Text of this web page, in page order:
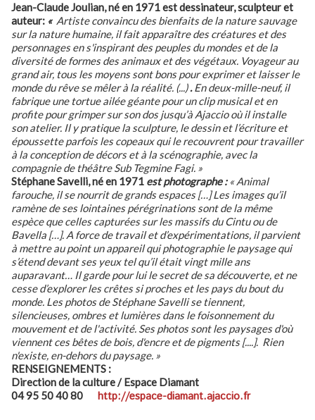
Jean-Claude Joulian, né en 1971 est dessinateur, sculpteur et
auteur: « Artiste convaincu des bienfaits de la nature sauvage
sur la nature humaine, il fait apparaître des créatures et des
personnages en s'inspirant des peuples du mondes et de la
diversité de formes des animaux et des végétaux. Voyageur au
grand air, tous les moyens sont bons pour exprimer et laisser le
monde du rêve se mêler à la réalité. (...).En deux-mille-neuf, il
fabrique une tortue ailée géante pour un clip musical et en
profite pour grimper sur son dos jusqu’à Ajaccio où il installe
son atelier. Il y pratique la sculpture, le dessin et l’écriture et
époussette parfois les copeaux qui le recouvrent pour travailler
à la conception de décors et à la scénographie, avec la
compagnie de théâtre Sub Tegmine Fagi. »
Stéphane Savelli, né en 1971 est photographe : « Animal
farouche, il se nourrit de grands espaces […] Les images qu’il
ramène de ses lointaines pérégrinations sont de la même
espèce que celles capturées sur les massifs du Cintu ou de
Bavella […]. A force de travail et d’expérimentations, il parvient
à mettre au point un appareil qui photographie le paysage qui
s’étend devant ses yeux tel qu’il était vingt mille ans
auparavant… Il garde pour lui le secret de sa découverte, et ne
cesse d’explorer les crêtes si proches et les pays du bout du
monde. Les photos de Stéphane Savelli se tiennent,
silencieuses, ombres et lumières dans le foisonnement du
mouvement et de l'activité. Ses photos sont les paysages d'où
viennent ces bêtes de bois, d'encre et de pigments [....]. Rien
n'existe, en-dehors du paysage. »
RENSEIGNEMENTS :
Direction de la culture / Espace Diamant
04 95 50 40 80 http://espace-diamant.ajaccio.fr